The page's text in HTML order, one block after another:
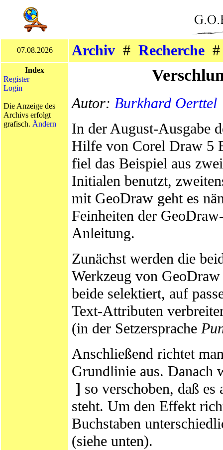
07.08.2026 Archiv # Recherche
Index
Register
Login
Die Anzeige des
Archivs erfolgt
grafisch. Ändern
Autor: Burkhard Oerttel
In der August-Ausgabe
Hilfe von Corel Draw 5
fiel das Beispiel aus
Initialen benutzt,
mit GeoDraw geht es
Feinheiten der
Anleitung.
Zunächst werden die
Werkzeug von
beide selektiert, auf
Text-Attributen
(in der Setzersprache
Anschließend richtet
Grundlinie aus. Danach
] so verschoben, daß
steht. Um den Effekt
Buchstaben
(siehe unten).